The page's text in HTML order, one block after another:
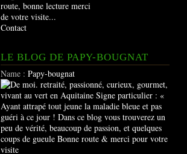
route, bonne lecture merci
de votre visite...
Contact
LE BLOG DE PAPY-BOUGNAT
Name : Papy-bougnat